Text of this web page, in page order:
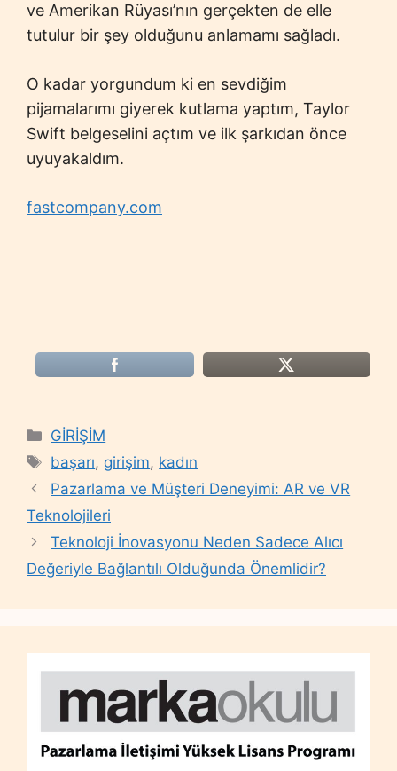
ve Amerikan Rüyası’nın gerçekten de elle
tutulur bir şey olduğunu anlamamı sağladı.
O kadar yorgundum ki en sevdiğim
pijamalarımı giyerek kutlama yaptım, Taylor
Swift belgeselini açtım ve ilk şarkıdan önce
uyuyakaldım.
fastcompany.com
Categories
GİRİŞİM
Tags
başarı, girişim, kadın
Pazarlama ve Müşteri Deneyimi: AR ve VR
Teknolojileri
Teknoloji İnovasyonu Neden Sadece Alıcı
Değeriyle Bağlantılı Olduğunda Önemlidir?